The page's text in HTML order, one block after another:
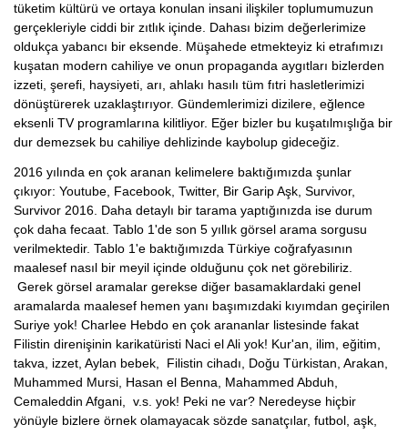
tüketim kültürü ve ortaya konulan insani ilişkiler toplumumuzun
gerçekleriyle ciddi bir zıtlık içinde. Dahası bizim değerlerimize
oldukça yabancı bir eksende. Müşahede etmekteyiz ki etrafımızı
kuşatan modern cahiliye ve onun propaganda aygıtları bizlerden
izzeti, şerefi, haysiyeti, arı, ahlakı hasılı tüm fıtri hasletlerimizi
dönüştürerek uzaklaştırıyor. Gündemlerimizi dizilere, eğlence
eksenli TV programlarına kilitliyor. Eğer bizler bu kuşatılmışlığa bir
dur demezsek bu cahiliye dehlizinde kaybolup gideceğiz.
2016 yılında en çok aranan kelimelere baktığımızda şunlar
çıkıyor: Youtube, Facebook, Twitter, Bir Garip Aşk, Survivor,
Survivor 2016. Daha detaylı bir tarama yaptığınızda ise durum
çok daha fecaat. Tablo 1'de son 5 yıllık görsel arama sorgusu
verilmektedir. Tablo 1'e baktığımızda Türkiye coğrafyasının
maalesef nasıl bir meyil içinde olduğunu çok net görebiliriz.
Gerek görsel aramalar gerekse diğer basamaklardaki genel
aramalarda maalesef hemen yanı başımızdaki kıyımdan geçirilen
Suriye yok! Charlee Hebdo en çok arananlar listesinde fakat
Filistin direnişinin karikatüristi Naci el Ali yok! Kur'an, ilim, eğitim,
takva, izzet, Aylan bebek, Filistin cihadı, Doğu Türkistan, Arakan,
Muhammed Mursi, Hasan el Benna, Mahammed Abduh,
Cemaleddin Afgani, v.s. yok! Peki ne var? Neredeyse hiçbir
yönüyle bizlere örnek olamayacak sözde sanatçılar, futbol, aşk,